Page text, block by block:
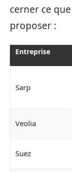
cerner ce
proposer :
Entreprise
Sarp
Veolia
Suez